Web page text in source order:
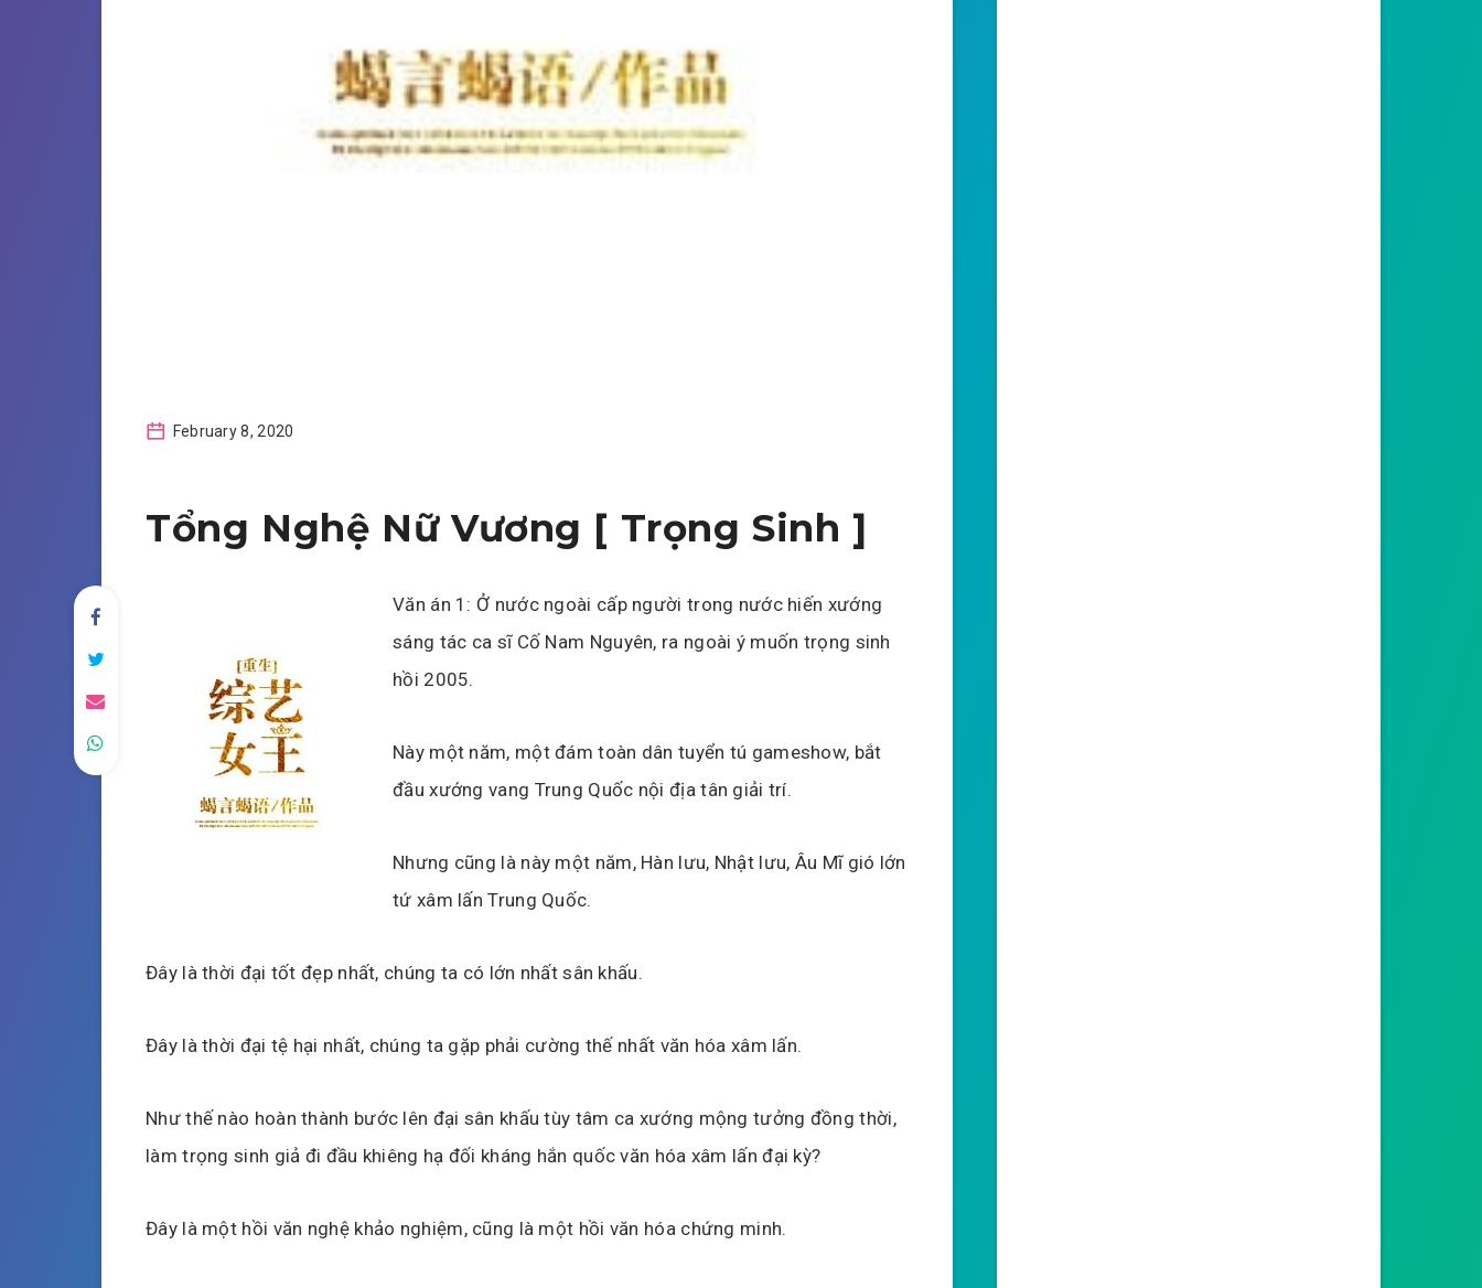
February 8, 2020
Tổng Nghệ Nữ Vương [ Trọng Sinh ]
Văn án 1: Ở nước ngoài cấp người trong nước hiến xướng
sáng tác ca sĩ Cố Nam Nguyên, ra ngoài ý muốn trọng sinh
hồi 2005.
Này một năm, một đám toàn dân tuyển tú gameshow, bắt
đầu xướng vang Trung Quốc nội địa tân giải trí.
Nhưng cũng là này một năm, Hàn lưu, Nhật lưu, Âu Mĩ gió lớn
tứ xâm lấn Trung Quốc.
Đây là thời đại tốt đẹp nhất, chúng ta có lớn nhất sân khấu.
Đây là thời đại tệ hại nhất, chúng ta gặp phải cường thế nhất văn hóa xâm lấn.
Như thế nào hoàn thành bước lên đại sân khấu tùy tâm ca xướng mộng tưởng đồng thời,
làm trọng sinh giả đi đầu khiêng hạ đối kháng hắn quốc văn hóa xâm lấn đại kỳ?
Đây là một hồi văn nghệ khảo nghiệm, cũng là một hồi văn hóa chứng minh.